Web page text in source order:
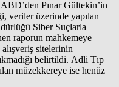
Pınar Gültekin’in
veriler üzerinde yapılan
Siber Suçlarla
raporun mahkemeye
sitelerinin
belirtildi. Adli Tıp
müzekkereye ise henüz